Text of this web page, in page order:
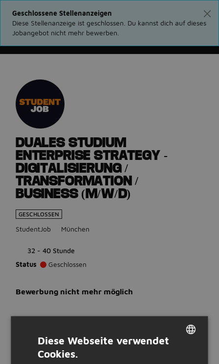
Geschlossene Stellenanzeigen
Diese Stellenanzeige ist geschlossen. Du kannst dich auf dieses
Jobangebot nicht mehr bewerben.
DUALES STUDIUM
ENTERPRISE STRATEGY -
DIGITALISIERUNG /
TRANSFORMATION /
BUSINESS (M/W/D)
GESCHLOSSEN
StudentJob München
32 - 40 Stunde
Status
Geschlossen
Bewerbung nicht mehr möglich
Ausbildung
Keine Vorerfahrung erforderlich
Diese Webseite verwendet
Cookies.